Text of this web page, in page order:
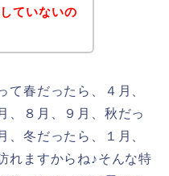
ていないの
て春だったら、４月、
、８月、９月、秋だっ
、冬だったら、１月、
れますからね♪そんな特